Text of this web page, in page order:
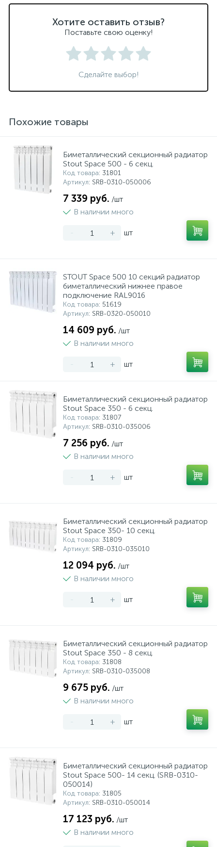
Хотите оставить отзыв?
Поставьте свою оценку!
Сделайте выбор!
Похожие товары
Биметаллический секционный радиатор
Stout Space 500 - 6 секц.
Код товара: 31801
Артикул: SRB-0310-050006
7 339 руб. /шт
В наличии много
- + шт
STOUT Space 500 10 секций радиатор
биметаллический нижнее правое
подключение RAL9016
Код товара: 51619
Артикул: SRB-0320-050010
14 609 руб. /шт
В наличии много
- + шт
Биметаллический секционный радиатор
Stout Space 350 - 6 секц.
Код товара: 31807
Артикул: SRB-0310-035006
7 256 руб. /шт
В наличии много
- + шт
Биметаллический секционный радиатор
Stout Space 350- 10 секц.
Код товара: 31809
Артикул: SRB-0310-035010
12 094 руб. /шт
В наличии много
- + шт
Биметаллический секционный радиатор
Stout Space 350 - 8 секц.
Код товара: 31808
Артикул: SRB-0310-035008
9 675 руб. /шт
В наличии много
- + шт
Биметаллический секционный радиатор
Stout Space 500- 14 секц. (SRB-0310-
050014)
Код товара: 31805
Артикул: SRB-0310-050014
17 123 руб. /шт
В наличии много